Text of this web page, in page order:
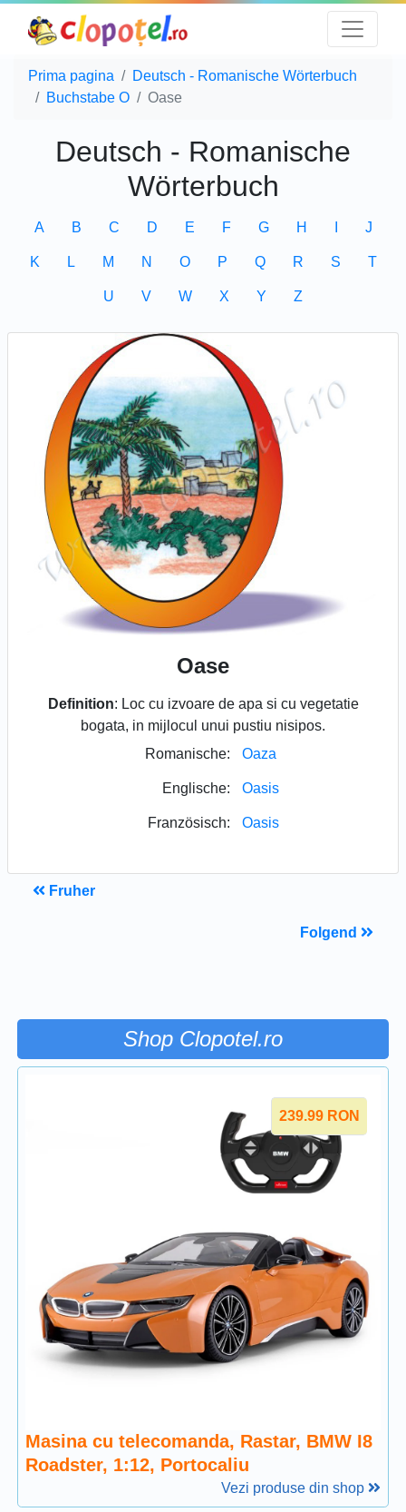
Prima pagina
Deutsch - Romanische Wörterbuch
Buchstabe O
Oase
Deutsch - Romanische
Wörterbuch
A B C D E F G H J
K L M N O P Q R S T
U V W X Y Z
Oase
Definition: Loc cu izvoare de apa si cu vegetatie
bogata, in mijlocul unui pustiu nisipos.
Romanische:
Oaza
Englische: Oasis
Französisch: Oasis
Fruher
Folgend
Shop Clopotel.ro
239.99 RON
Masina cu telecomanda, Rastar, BMW I8
Roadster, 1:12, Portocaliu
Vezi produse din shop